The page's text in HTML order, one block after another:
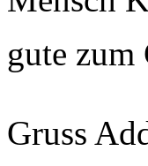
gute zum
Gruss